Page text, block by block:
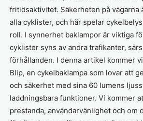
fritidsaktivitet. Säkerheten på vägarna
alla cyklister, och här spelar
roll. I synnerhet baklampor är viktiga
cyklister syns av andra trafikanter,
förhållanden. I denna artikel kommer
Blip, en cykelbaklampa som lovar att
och säkerhet med sina 60 lumens
laddningsbara funktioner. Vi kommer
prestanda, användarvänlighet och om